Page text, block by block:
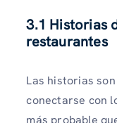
3.1 Historias
restaurantes
Las historias
conectarse con
más probable